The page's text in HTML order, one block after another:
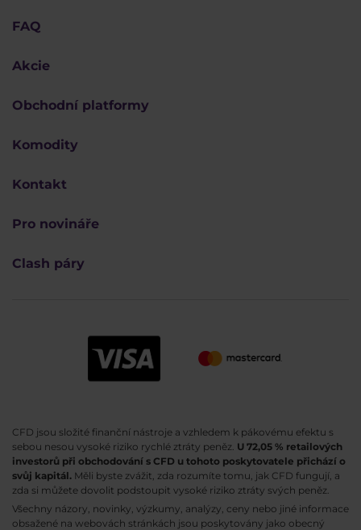
FAQ
Akcie
Obchodní platformy
Komodity
Kontakt
Pro novináře
Clash páry
CFD jsou složité finanční nástroje a vzhledem k pákovému efektu s
sebou nesou vysoké riziko rychlé ztráty peněz. U 72,05 % retailových
investorů při obchodování s CFD u tohoto poskytovatele přichází o
svůj kapitál. Měli byste zvážit, zda rozumíte tomu, jak CFD fungují, a
zda si můžete dovolit podstoupit vysoké riziko ztráty svých peněz.
Všechny názory, novinky, výzkumy, analýzy, ceny nebo jiné informace
obsažené na webovách stránkách jsou poskytovány jako obecný